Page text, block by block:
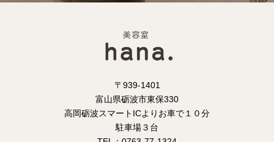
〒939-1401
富山県砺波市東保330
高岡砺波スマートICよりお車で１０分
駐車場３台